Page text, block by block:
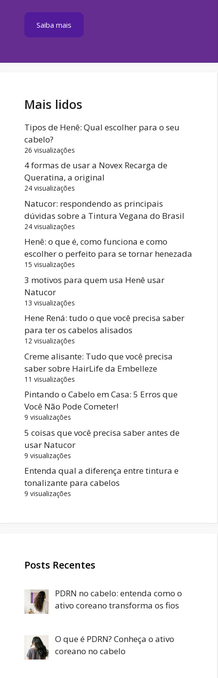
Saiba mais
Mais lidos
Tipos de Henê: Qual escolher para o seu
cabelo?
26 visualizações
4 formas de usar a Novex Recarga de
Queratina, a original
24 visualizações
Natucor: respondendo as principais
dúvidas sobre a Tintura Vegana do Brasil
24 visualizações
Henê: o que é, como funciona e como
escolher o perfeito para se tornar henezada
15 visualizações
3 motivos para quem usa Henê usar
Natucor
13 visualizações
Hene Rená: tudo o que você precisa saber
para ter os cabelos alisados
12 visualizações
Creme alisante: Tudo que você precisa
saber sobre HairLife da Embelleze
11 visualizações
Pintando o Cabelo em Casa: 5 Erros que
Você Não Pode Cometer!
9 visualizações
5 coisas que você precisa saber antes de
usar Natucor
9 visualizações
Entenda qual a diferença entre tintura e
tonalizante para cabelos
9 visualizações
Posts Recentes
PDRN no cabelo: entenda como o
ativo coreano transforma os fios
O que é PDRN? Conheça o ativo
coreano no cabelo